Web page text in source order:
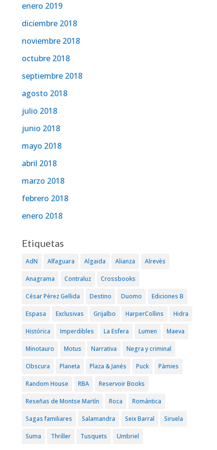
enero 2019
diciembre 2018
noviembre 2018
octubre 2018
septiembre 2018
agosto 2018
julio 2018
junio 2018
mayo 2018
abril 2018
marzo 2018
febrero 2018
enero 2018
Etiquetas
AdN Alfaguara Algaida Alianza Alrevès
Anagrama Contraluz Crossbooks
César Pérez Gellida Destino Duomo Ediciones B
Espasa Exclusivas Grijalbo HarperCollins Hidra
Histórica Imperdibles La Esfera Lumen Maeva
Minotauro Motus Narrativa Negra y criminal
Obscura Planeta Plaza & Janés Puck Pàmies
Random House RBA Reservoir Books
Reseñas de Montse Martín Roca Romántica
Sagas familiares Salamandra Seix Barral Siruela
Suma Thriller Tusquets Umbriel